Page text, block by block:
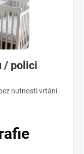
/ polici
nutnosti vrtání.